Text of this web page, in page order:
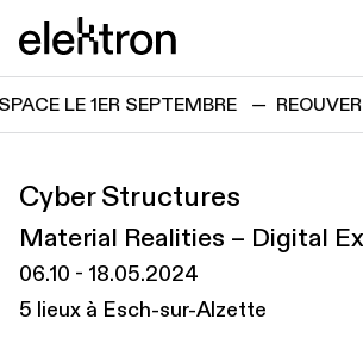
elektron
1ER SEPTEMBRE —
Cyber Struc­tures
Mate­r­i­al Real­i­ties – Dig­i­tal
06.10 - 18.05.2024
5 lieux à Esch-sur-Alzette